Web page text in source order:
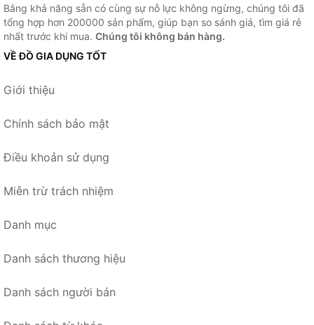
Bằng khả năng sẵn có cùng sự nỗ lực không ngừng, chúng tôi đã
tổng hợp hơn 200000 sản phẩm, giúp bạn so sánh giá, tìm giá rẻ
nhất trước khi mua. Chúng tôi không bán hàng.
VỀ ĐỒ GIA DỤNG TỐT
Giới thiệu
Chính sách bảo mật
Điều khoản sử dụng
Miễn trừ trách nhiệm
Danh mục
Danh sách thương hiệu
Danh sách người bán